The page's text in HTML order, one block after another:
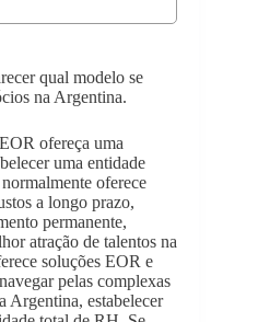
qual modelo se
na Argentina.
ofereça uma
uma entidade
oferece
a longo prazo,
permanente,
atração de talentos na
soluções EOR e
pelas complexas
Argentina, estabelecer